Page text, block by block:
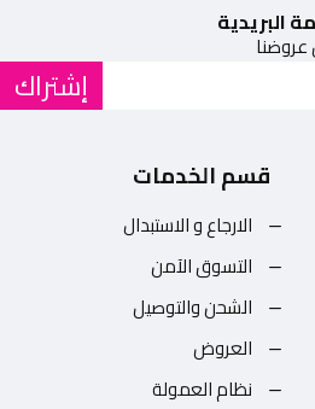
البريدية
إشتراك
قسم الخدمات
الارجاع و الاستبدال
التسوق الآمن
الشحن والتوصيل
العروض
نظام العمولة